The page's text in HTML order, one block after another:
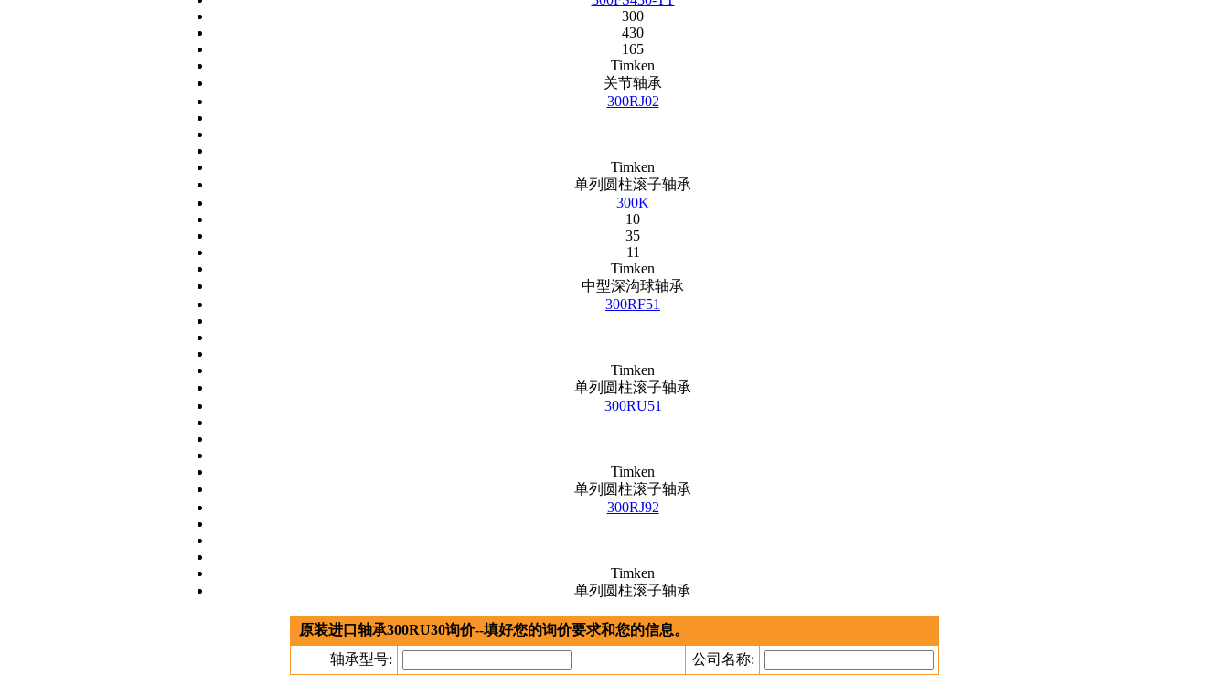
300
430
165
Timken
关节轴承
300RJ02
Timken
单列圆柱滚子轴承
300K
10
35
11
Timken
中型深沟球轴承
300RF51
Timken
单列圆柱滚子轴承
300RU51
Timken
单列圆柱滚子轴承
300RJ92
Timken
单列圆柱滚子轴承
原装进口轴承300RU30询价--填好您的询价要求和您的信息。
轴承型号:
公司名称: